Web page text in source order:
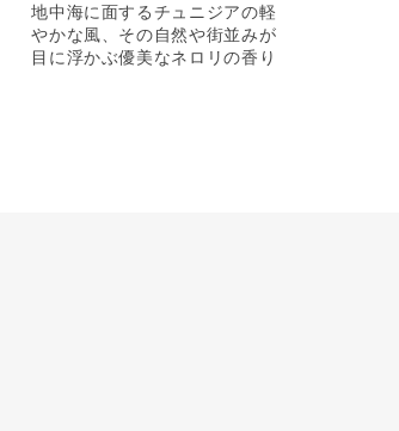
地中海に面するチュニジアの軽
やかな風、その自然や街並みが
目に浮かぶ優美なネロリの香り